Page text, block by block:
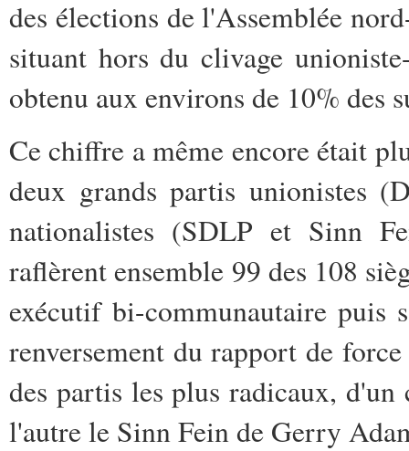
des élections de l'Assemblée
situant hors du clivage
obtenu aux environs de 10% des
Ce chiffre a même encore était
deux grands partis unionistes
nationalistes (SDLP et Sinn
raflèrent ensemble 99 des 108
exécutif bi-communautaire puis
renversement du rapport de
des partis les plus radicaux,
l'autre le Sinn Fein de Gerry